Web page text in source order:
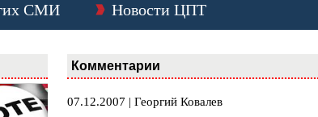
СМИ Новости ЦПТ
Комментарии
07.12.2007 | Георгий Ковалев